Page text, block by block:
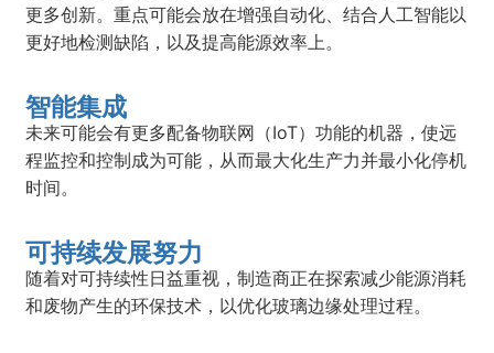
更多创新。重点可能会放在增强自动化、结合人工智能以
更好地检测缺陷，以及提高能源效率上。
智能集成
未来可能会有更多配备物联网（IoT）功能的机器，使远
程监控和控制成为可能，从而最大化生产力并最小化停机
时间。
可持续发展努力
随着对可持续性日益重视，制造商正在探索减少能源消耗
和废物产生的环保技术，以优化玻璃边缘处理过程。